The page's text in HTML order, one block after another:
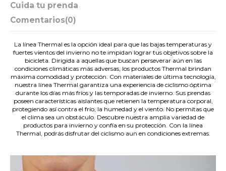
Cuida tu prenda
Comentarios(0)
La línea Thermal es la opción ideal para que las bajas temperaturas y
fuertes vientos del invierno no te impidan lograr tus objetivos sobre la
bicicleta. Dirigida a aquellas que buscan perseverar aún en las
condiciones climáticas más adversas, los productos Thermal brindan
máxima comodidad y protección. Con materiales de última tecnología,
nuestra línea Thermal garantiza una experiencia de ciclismo óptima
durante los días más fríos y las temporadas de invierno. Sus prendas
poseen características aislantes que retienen la temperatura corporal,
protegiendo así contra el frío, la humedad y el viento. No permitas que
el clima sea un obstáculo. Descubre nuestra amplia variedad de
productos para invierno y confía en su protección. Con la línea
Thermal, podrás disfrutar del ciclismo aun en condiciones extremas.